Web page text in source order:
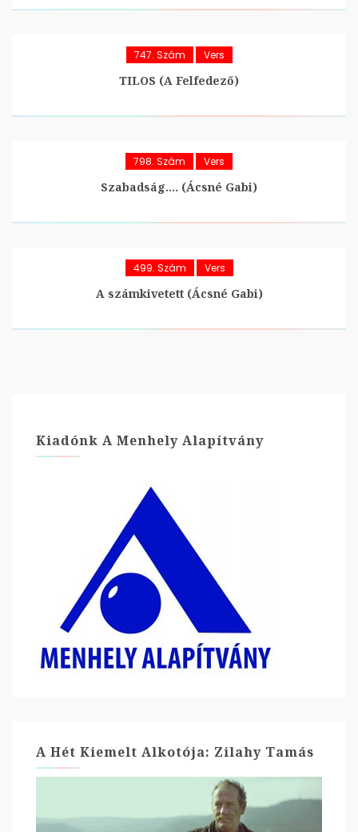
747. Szám Vers
TILOS (A Felfedező)
798. Szám Vers
Szabadság…. (Ácsné Gabi)
499. Szám Vers
A számkivetett (Ácsné Gabi)
Kiadónk A Menhely Alapítvány
A Hét Kiemelt Alkotója: Zilahy Tamás